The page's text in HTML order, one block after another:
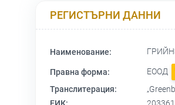
РЕГИСТЪРНИ ДАННИ
Наименование:
Правна форма:
ЕООД
Транслитерация: